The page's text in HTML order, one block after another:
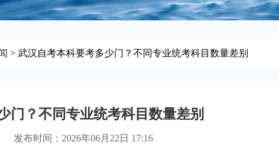
> 武汉自考本科要考多少门？不同专业统考科目数量差别
门？不同专业统考科目数量差别
发布时间：2026年06月22日 17:16